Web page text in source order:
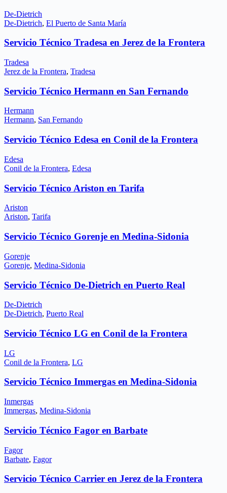
De-Dietrich
De-Dietrich, El Puerto de Santa María
Servicio Técnico Tradesa en Jerez de la Frontera
Tradesa
Jerez de la Frontera, Tradesa
Servicio Técnico Hermann en San Fernando
Hermann
Hermann, San Fernando
Servicio Técnico Edesa en Conil de la Frontera
Edesa
Conil de la Frontera, Edesa
Servicio Técnico Ariston en Tarifa
Ariston
Ariston, Tarifa
Servicio Técnico Gorenje en Medina-Sidonia
Gorenje
Gorenje, Medina-Sidonia
Servicio Técnico De-Dietrich en Puerto Real
De-Dietrich
De-Dietrich, Puerto Real
Servicio Técnico LG en Conil de la Frontera
LG
Conil de la Frontera, LG
Servicio Técnico Immergas en Medina-Sidonia
Inmergas
Immergas, Medina-Sidonia
Servicio Técnico Fagor en Barbate
Fagor
Barbate, Fagor
Servicio Técnico Carrier en Jerez de la Frontera